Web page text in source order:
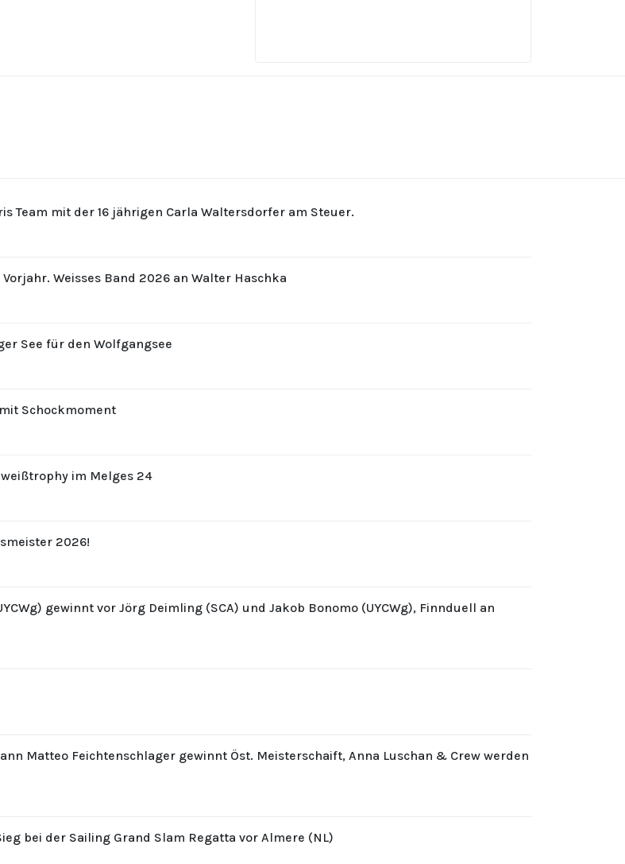
Team mit der 16 jährigen Carla Waltersdorfer am Steuer.
Weisses Band 2026 an Walter Haschka
See für den Wolfgangsee
Schockmoment
im Melges 24
2026!
gewinnt vor Jörg Deimling (SCA) und Jakob Bonomo (UYCWg), Finnduell an
Matteo Feichtenschlager gewinnt Öst. Meisterschaift, Anna Luschan & Crew werden
bei der Sailing Grand Slam Regatta vor Almere (NL)